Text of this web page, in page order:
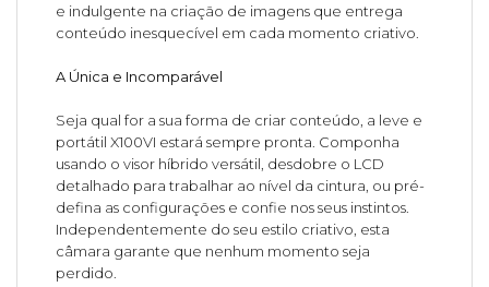
e indulgente na criação de imagens que entrega
conteúdo inesquecível em cada momento criativo.
A Única e Incomparável
Seja qual for a sua forma de criar conteúdo, a leve e
portátil X100VI estará sempre pronta. Componha
usando o visor híbrido versátil, desdobre o LCD
detalhado para trabalhar ao nível da cintura, ou pré-
defina as configurações e confie nos seus instintos.
Independentemente do seu estilo criativo, esta
câmara garante que nenhum momento seja
perdido.